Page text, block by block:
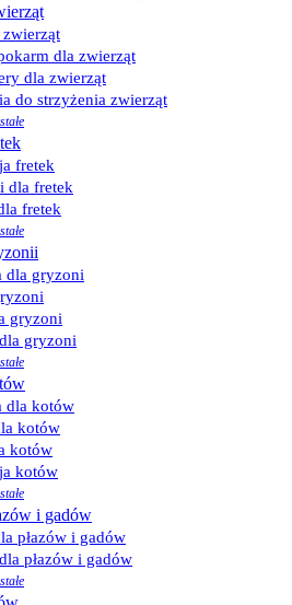
dla zwierząt
dla zwierząt
do strzyżenia zwierząt
fretek
dla fretek
fretek
dla gryzoni
gryzoni
gryzoni
dla kotów
kotów
kotów
kotów
i gadów
płazów i gadów
płazów i gadów